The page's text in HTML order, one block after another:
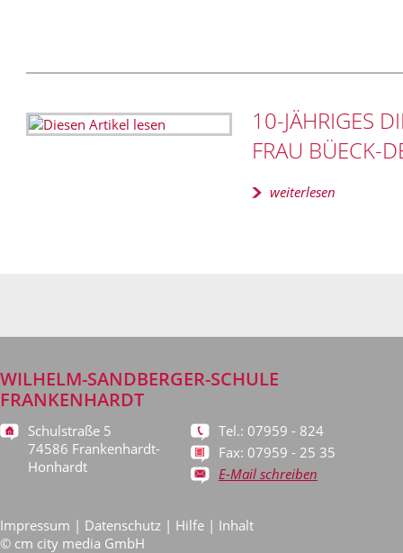
10-JÄHRIGES
FRAU BÜECK-
weiterlesen
WILHELM-SANDBERGER-SCHULE
FRANKENHARDT
Schulstraße 5
74586 Frankenhardt-
Honhardt
Tel.: 07959 - 824
Fax: 07959 - 25 35
E-Mail schreiben
Impressum | Datenschutz | Hilfe | Inhalt
© cm city media GmbH